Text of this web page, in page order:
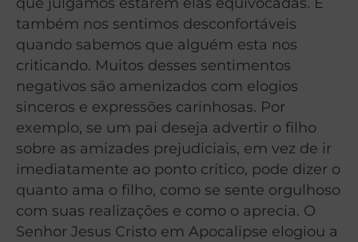
também nos sentimos desconfortáveis
quando sabemos que alguém esta nos
criticando. Muitos desses sentimentos
negativos são amenizados com elogios
sinceros e expressões carinhosas. Por
exemplo, se um pai deseja advertir o filho
sobre as amizades prejudiciais, em vez de ir
imediatamente ao ponto crítico, pode dizer o
quanto ama o filho, como se sente orgulhoso
com suas realizações e como o aprecia. O
Senhor Jesus Cristo em Apocalipse elogiou a